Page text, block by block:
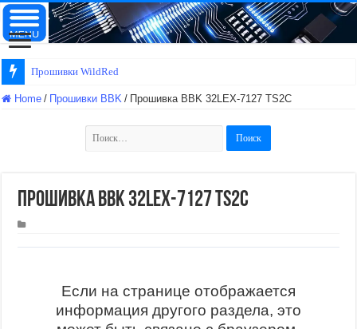
Прошивки WildRed
Home / Прошивки BBK / Прошивка BBK 32LEX-7127 TS2C
Найти:
Прошивка BBK 32LEX-7127 TS2C
Если на странице отображается
информация другого раздела, это